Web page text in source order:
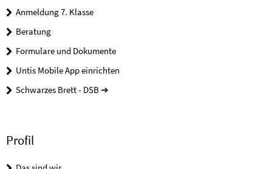
Anmeldung 7. Klasse
Beratung
Formulare und Dokumente
Untis Mobile App einrichten
Schwarzes Brett - DSB ➔
Profil